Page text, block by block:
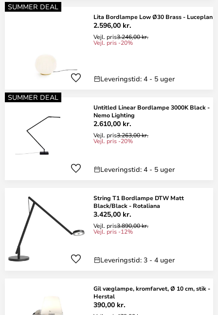
SUMMER DEAL
Lita Bordlampe Low Ø30 Brass - Luceplan
2.596,00 kr.
Vejl. pris3.246,00 kr.
Vejl. pris -20%
Leveringstid: 4 - 5 uger
SUMMER DEAL
Untitled Linear Bordlampe 3000K Black -
Nemo Lighting
2.610,00 kr.
Vejl. pris3.263,00 kr.
Vejl. pris -20%
Leveringstid: 4 - 5 uger
String T1 Bordlampe DTW Matt
Black/Black - Rotaliana
3.425,00 kr.
Vejl. pris3.890,00 kr.
Vejl. pris -12%
Leveringstid: 3 - 4 uger
Gil væglampe, kromfarvet, Ø 10 cm, stik -
Herstal
390,00 kr.